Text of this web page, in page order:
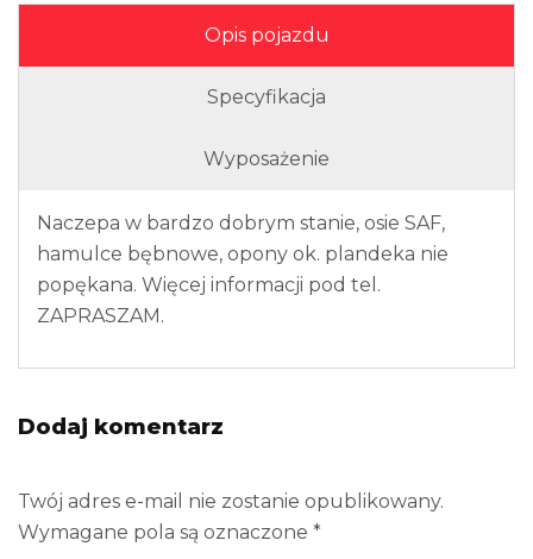
Opis pojazdu
Specyfikacja
Wyposażenie
Naczepa w bardzo dobrym stanie, osie SAF,
hamulce bębnowe, opony ok. plandeka nie
popękana. Więcej informacji pod tel.
ZAPRASZAM.
Dodaj komentarz
Twój adres e-mail nie zostanie opublikowany.
Wymagane pola są oznaczone *